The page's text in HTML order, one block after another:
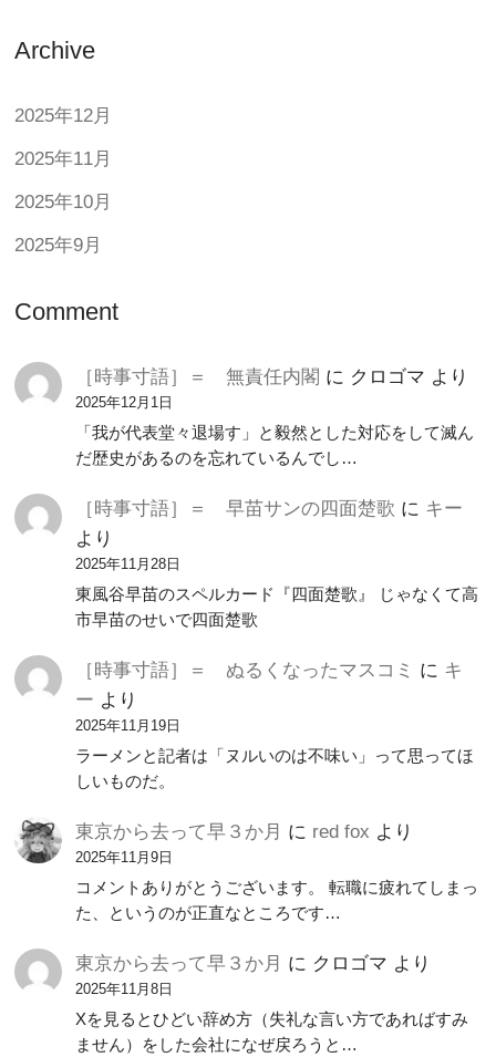
Archive
2025年12月
2025年11月
2025年10月
2025年9月
Comment
［時事寸語］＝ 無責任内閣 に クロゴマ より
2025年12月1日
「我が代表堂々退場す」と毅然とした対応をして滅ん
だ歴史があるのを忘れているんでし…
［時事寸語］＝ 早苗サンの四面楚歌 に キー
より
2025年11月28日
東風谷早苗のスペルカード『四面楚歌』 じゃなくて高
市早苗のせいで四面楚歌
［時事寸語］＝ ぬるくなったマスコミ に キ
ー より
2025年11月19日
ラーメンと記者は「ヌルいのは不味い」って思ってほ
しいものだ。
東京から去って早３か月 に red fox より
2025年11月9日
コメントありがとうございます。 転職に疲れてしまっ
た、というのが正直なところです…
東京から去って早３か月 に クロゴマ より
2025年11月8日
Xを見るとひどい辞め方（失礼な言い方であればすみ
ません）をした会社になぜ戻ろうと…